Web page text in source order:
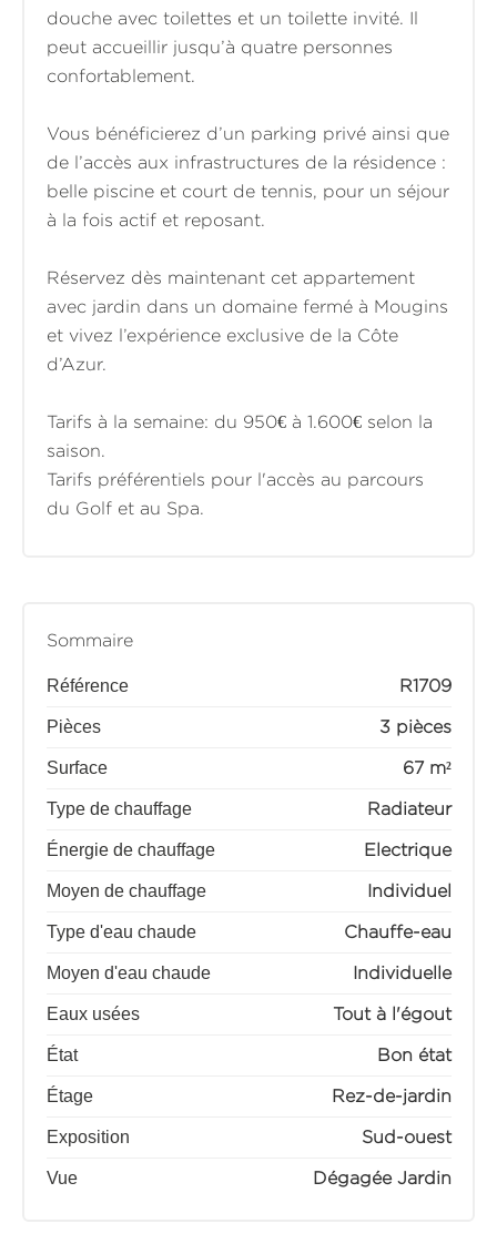
douche avec toilettes et un toilette invité. Il
peut accueillir jusqu’à quatre personnes
confortablement.
Vous bénéficierez d’un parking privé ainsi que
de l’accès aux infrastructures de la résidence :
belle piscine et court de tennis, pour un séjour
à la fois actif et reposant.
Réservez dès maintenant cet appartement
avec jardin dans un domaine fermé à Mougins
et vivez l’expérience exclusive de la Côte
d’Azur.
Tarifs à la semaine: du 950€ à 1.600€ selon la
saison.
Tarifs préférentiels pour l'accès au parcours
du Golf et au Spa.
Sommaire
Référence R1709
Pièces 3 pièces
Surface 67 m²
Type de chauffage Radiateur
Énergie de chauffage Electrique
Moyen de chauffage Individuel
Type d'eau chaude Chauffe-eau
Moyen d'eau chaude Individuelle
Eaux usées Tout à l'égout
État Bon état
Étage Rez-de-jardin
Exposition Sud-ouest
Vue Dégagée Jardin